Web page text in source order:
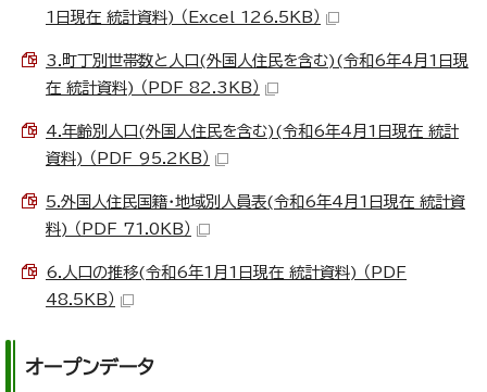
1日現在 統計資料) （Excel 126.5KB）
3.町丁別世帯数と人口(外国人住民を含む)(令和6年4月1日現
在 統計資料) （PDF 82.3KB）
4.年齢別人口(外国人住民を含む)(令和6年4月1日現在 統計
資料) （PDF 95.2KB）
5.外国人住民国籍・地域別人員表(令和6年4月1日現在 統計資
料) （PDF 71.0KB）
6.人口の推移(令和6年1月1日現在 統計資料) （PDF
48.5KB）
オープンデータ